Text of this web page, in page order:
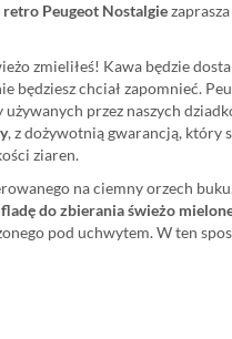
Peugeot Nostalgie
zmieliłeś! Kawa będzie
będziesz chciał zapomnieć.
przez naszych
, z dożywotnią gwarancją, który
ziaren.
na ciemny orzech
do zbierania świeżo
pod uchwytem. W ten